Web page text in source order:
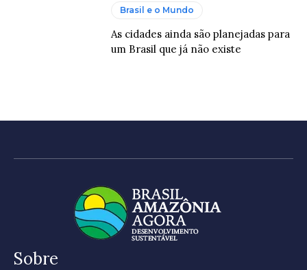
Brasil e o Mundo
As cidades ainda são planejadas para
um Brasil que já não existe
Sobre